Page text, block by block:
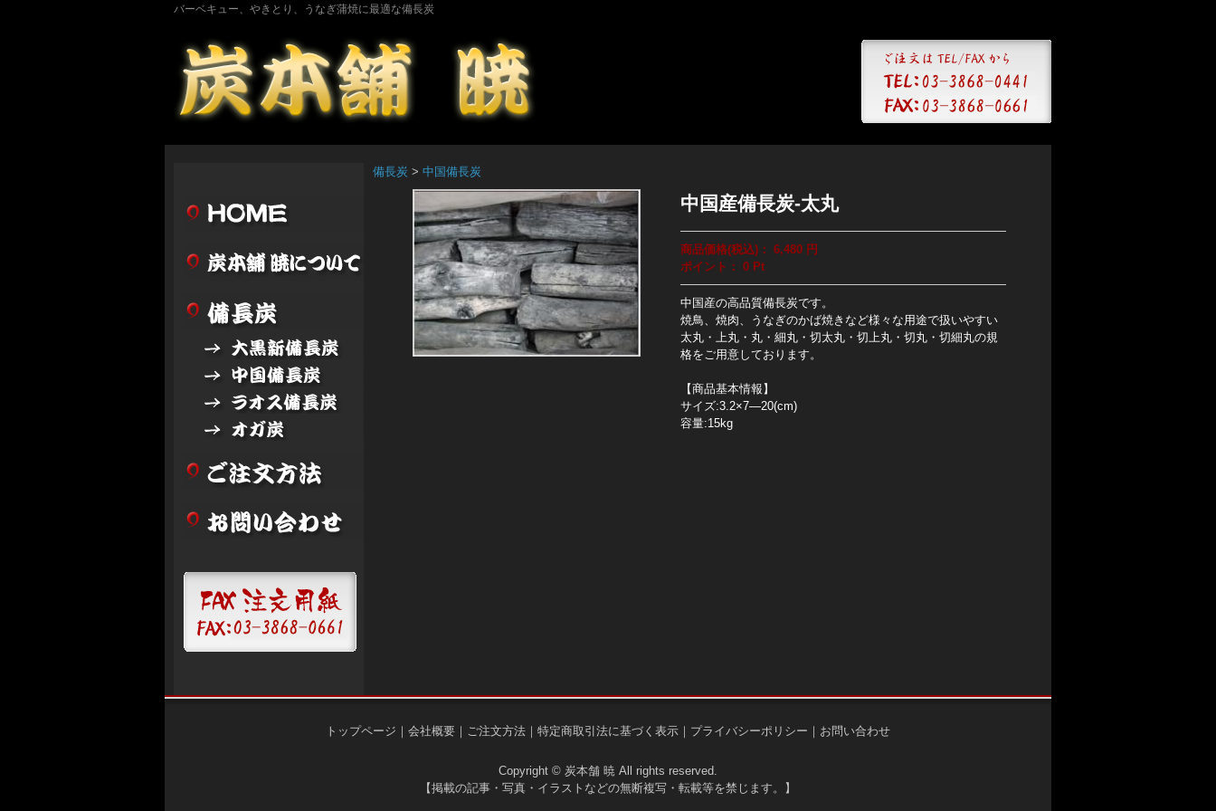
バーベキュー、やきとり、うなぎ蒲焼に最適な備長炭
備長炭 > 中国備長炭
中国産備長炭-太丸
商品価格(税込)： 6,480 円
ポイント： 0 Pt
中国産の高品質備長炭です。
焼鳥、焼肉、うなぎのかば焼きなど様々な用途で扱いやすい
太丸・上丸・丸・細丸・切太丸・切上丸・切丸・切細丸の規
格をご用意しております。
【商品基本情報】
サイズ:3.2×7―20(cm)
容量:15kg
トップページ ｜ 会社概要 ｜ ご注文方法 ｜ 特定商取引法に基づく表示 ｜ プライバシーポリシー ｜ お問い合わせ
Copyright © 炭本舗 暁 All rights reserved.
【掲載の記事・写真・イラストなどの無断複写・転載等を禁じます。】